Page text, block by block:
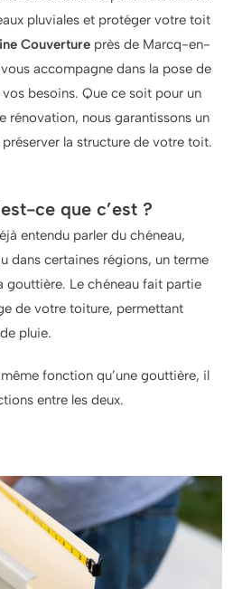
pluviales et protéger votre toit
Couverture près de Marcq-en-
accompagne dans la pose de
besoins. Que ce soit pour un
rénovation, nous garantissons un
la structure de votre toit.
ce que c’est ?
entendu parler du chéneau,
dans certaines régions, un terme
gouttière. Le chéneau fait partie
de votre toiture, permettant
pluie.
fonction qu’une gouttière, il
entre les deux.